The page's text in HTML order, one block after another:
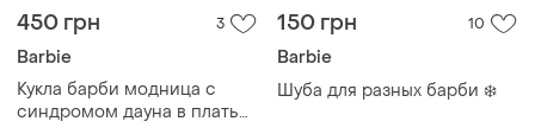
450 грн 3
Barbie
Кукла барби модница с
синдромом дауна в платье
150 грн 10
Barbie
Шуба для разных барби ❄️